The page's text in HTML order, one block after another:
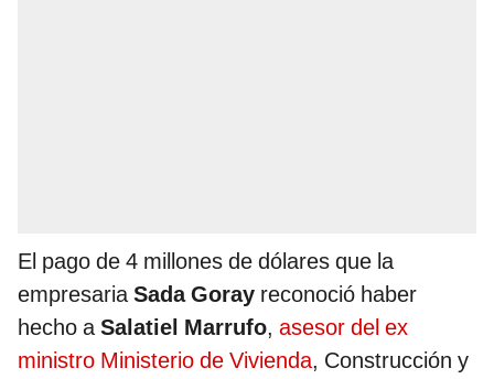
El pago de 4 millones de dólares que la
empresariaSada Goray reconoció haber
hecho aSalatiel Marrufo, asesor del ex
ministro Ministerio de Vivienda, Construcción y